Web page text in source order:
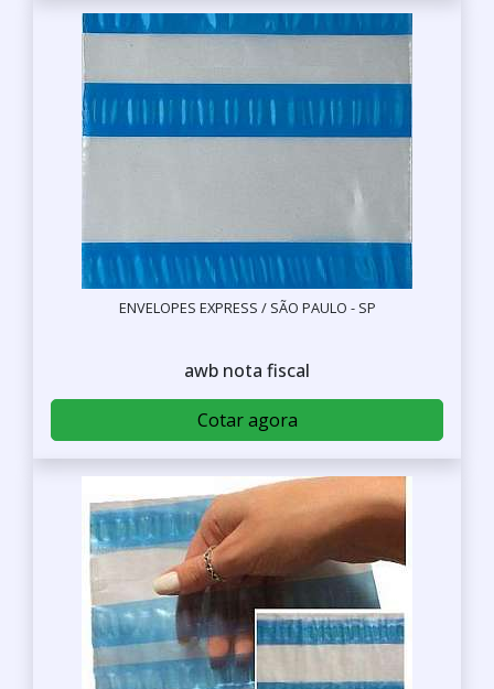
ENVELOPES EXPRESS / SÃO PAULO - SP
awb nota fiscal
Cotar agora